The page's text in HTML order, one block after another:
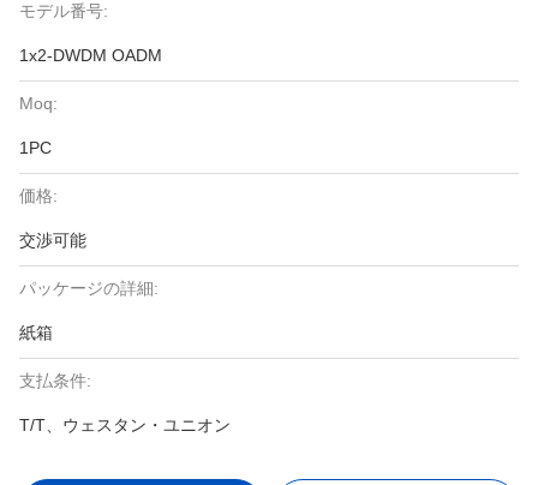
モデル番号:
1x2-DWDM OADM
Moq:
1PC
価格:
交渉可能
パッケージの詳細:
紙箱
支払条件:
T/T、ウェスタン・ユニオン